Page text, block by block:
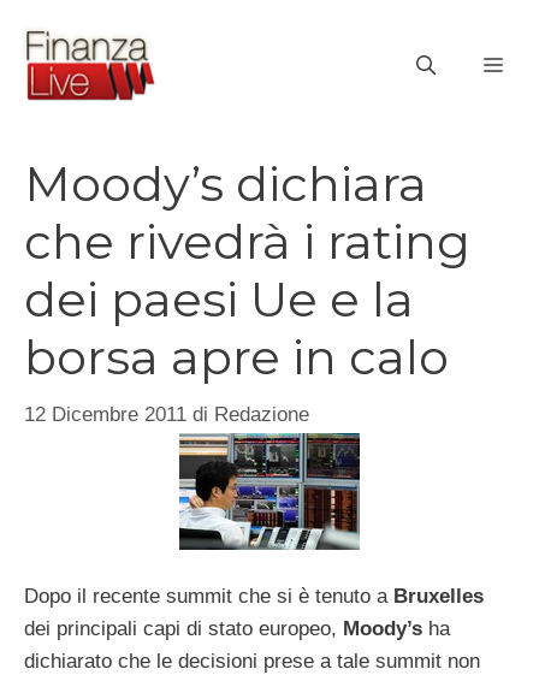
contenuto
Moody’s dichiara
che rivedrà i rating
dei paesi Ue e la
borsa apre in calo
12 Dicembre 2011 di Redazione
Dopo il recente summit che si è tenuto a Bruxelles
dei principali capi di stato europeo, Moody’s ha
dichiarato che le decisioni prese a tale summit non